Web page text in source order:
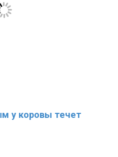
у коровы течет